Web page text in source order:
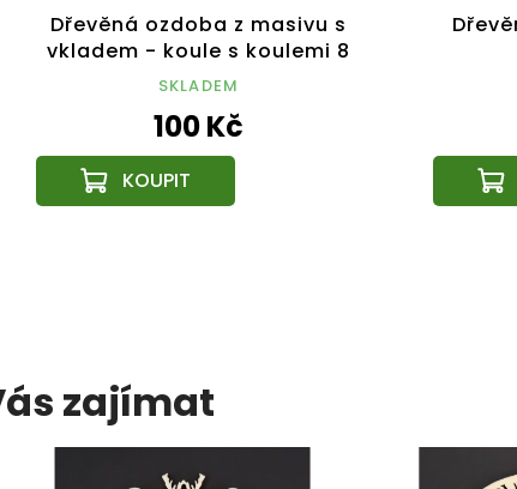
Dřevěná ozdoba z masivu s
vkladem - koule s koulemi 8
cm
SKLADEM
100 Kč
zajímat